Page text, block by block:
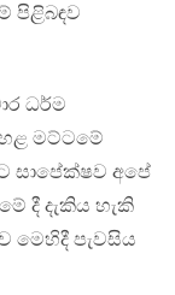
පිළිබඳව
ධර්ම
මට්ටමේ
අපේ
දී දැකිය හැකි
පැවසිය